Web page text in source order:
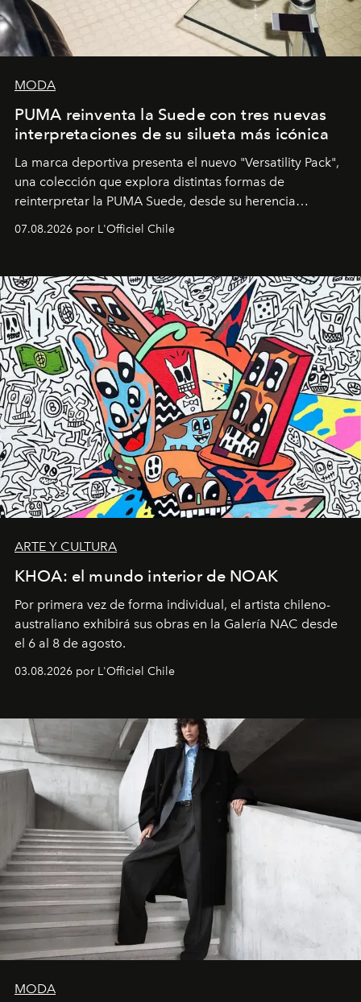
MODA
PUMA reinventa la Suede con tres nuevas
interpretaciones de su silueta más icónica
La marca deportiva presenta el nuevo "Versatility Pack",
una colección que explora distintas formas de
reinterpretar la PUMA Suede, desde su herencia
deportiva hasta una mirada moderna inspirada en el
diseño y el universo outdoor.
07.08.2026 por L'Officiel Chile
ARTE Y CULTURA
KHOA: el mundo interior de NOAK
Por primera vez de forma individual, el artista chileno-
australiano exhibirá sus obras en la Galería NAC desde
el 6 al 8 de agosto.
03.08.2026 por L'Officiel Chile
MODA